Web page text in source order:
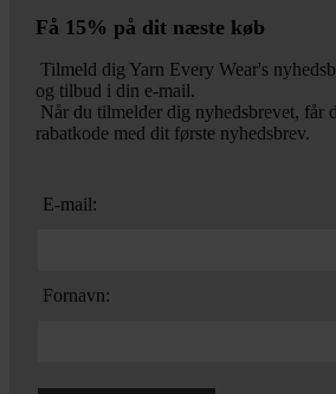
Få 15% på dit næste køb
Tilmeld dig Yarn Every Wear's
og tilbud i din e-mail.
Når du tilmelder dig nyhedsbrevet, får
rabatkode med dit første nyhedsbrev.
E-mail:
Fornavn: